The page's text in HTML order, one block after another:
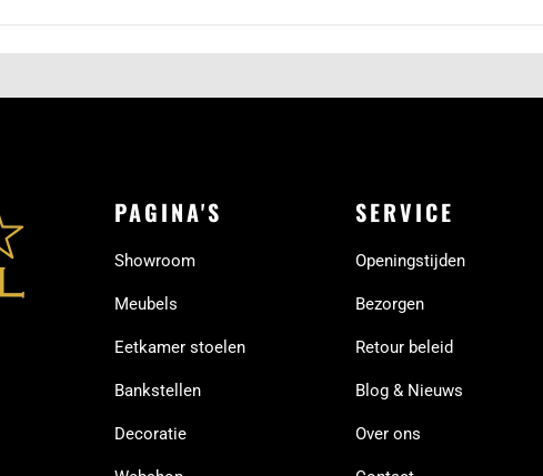
PAGINA'S
Showroom
Meubels
Eetkamer stoelen
Bankstellen
Decoratie
SERVICE
Openingstijden
Bezorgen
Retour beleid
Blog & Nieuws
Over ons